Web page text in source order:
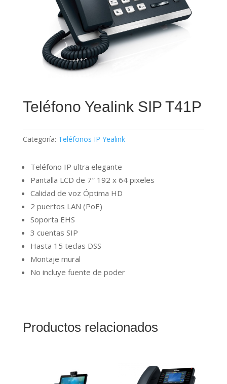
Teléfono Yealink SIP T41P
Categoría: Teléfonos IP Yealink
Teléfono IP ultra elegante
Pantalla LCD de 7″ 192 x 64 pixeles
Calidad de voz Óptima HD
2 puertos LAN (PoE)
Soporta EHS
3 cuentas SIP
Hasta 15 teclas DSS
Montaje mural
No incluye fuente de poder
Productos relacionados